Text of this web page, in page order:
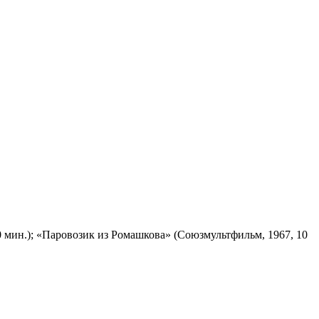
«Паровозик из Ромашкова» (Союзмультфильм, 1967, 10